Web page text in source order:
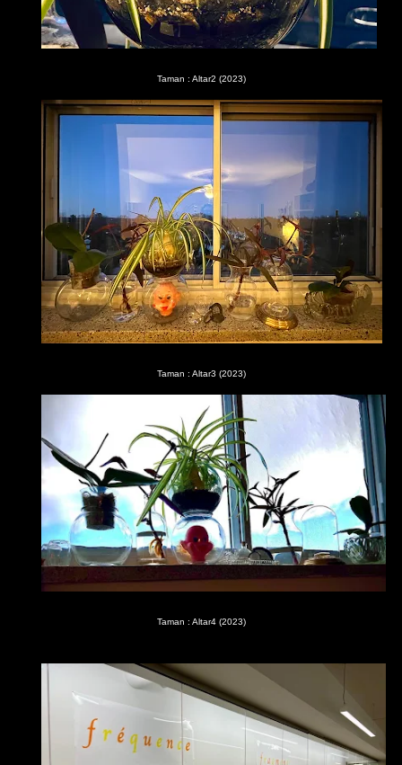
Taman : Altar2 (2023)
Taman : Altar3 (2023)
Taman : Altar4 (2023)